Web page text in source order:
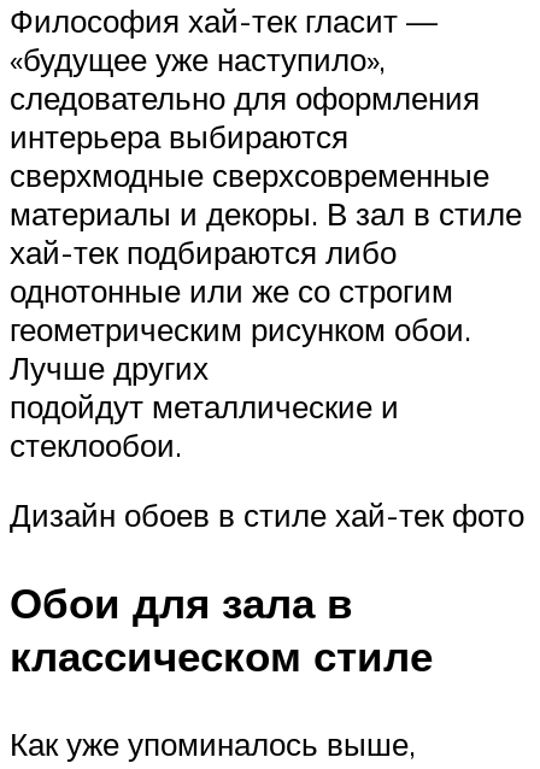
Философия хай-тек гласит —
«будущее уже наступило»,
следовательно для оформления
интерьера выбираются
сверхмодные сверхсовременные
материалы и декоры. В зал в стиле
хай-тек подбираются либо
однотонные или же со строгим
геометрическим рисунком обои.
Лучше других
подойдут металлические и
стеклообои.
Дизайн обоев в стиле хай-тек фото
Обои для зала в
классическом стиле
Как уже упоминалось выше,